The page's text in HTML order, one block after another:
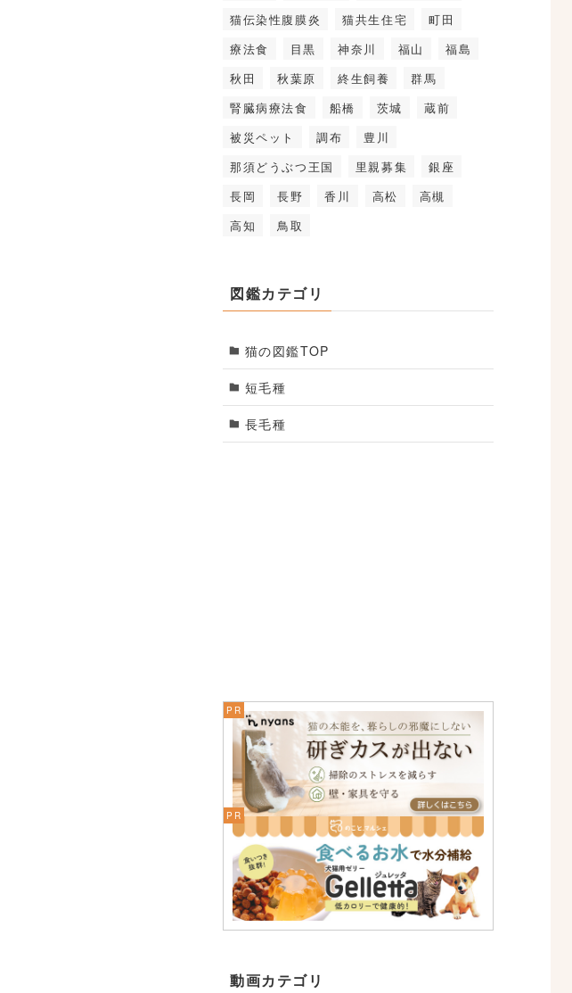
猫伝染性腹膜炎
猫共生住宅
町田
療法食
目黒 神奈川 福山
福島
秋田
秋葉原 終生飼養
群馬
腎臓病療法食
船橋 茨城
蔵前
被災ペット
調布
豊川
那須どうぶつ王国
里親募集
銀座
長岡
長野 香川 高松
高槻
高知
鳥取
図鑑カテゴリ
猫の図鑑TOP
短毛種
長毛種
動画カテゴリ